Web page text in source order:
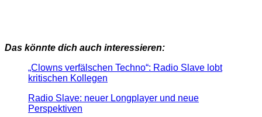
Das könnte dich auch interessieren:
„Clowns verfälschen Techno“: Radio Slave lobt
kritischen Kollegen
Radio Slave: neuer Longplayer und neue
Perspektiven